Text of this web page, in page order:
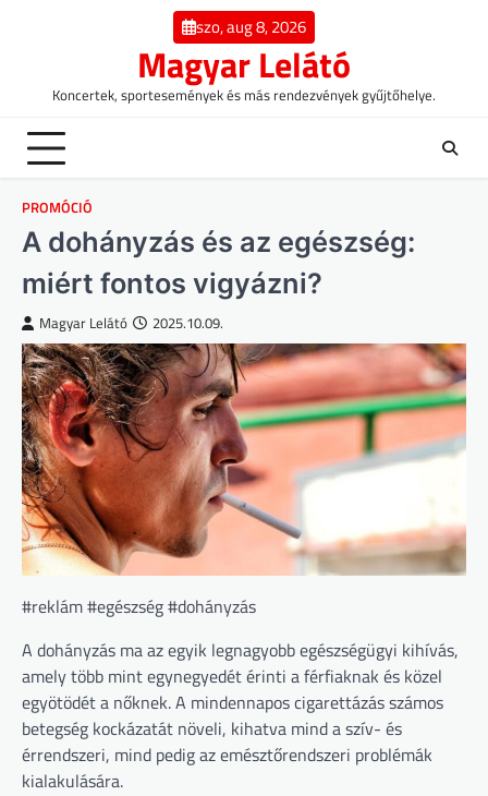
szo, aug 8, 2026
Magyar Lelátó
Koncertek, sportesemények és más rendezvények gyűjtőhelye.
PROMÓCIÓ
A dohányzás és az egészség:
miért fontos vigyázni?
Magyar Lelátó 2025.10.09.
#reklám #egészség #dohányzás
A dohányzás ma az egyik legnagyobb egészségügyi kihívás,
amely több mint egynegyedét érinti a férfiaknak és közel
egyötödét a nőknek. A mindennapos cigarettázás számos
betegség kockázatát növeli, kihatva mind a szív- és
érrendszeri, mind pedig az emésztőrendszeri problémák
kialakulására.